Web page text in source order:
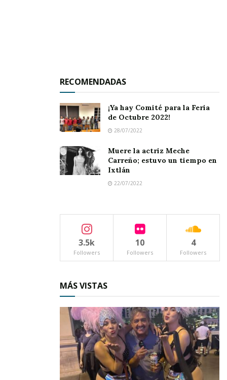
marginadas de este municipio.
RECOMENDADAS
¡Ya hay Comité para la Feria
de Octubre 2022!
28/07/2022
Muere la actriz Meche
Carreño; estuvo un tiempo en
Ixtlán
22/07/2022
3.5k
Followers
10
Followers
4
Followers
MÁS VISTAS